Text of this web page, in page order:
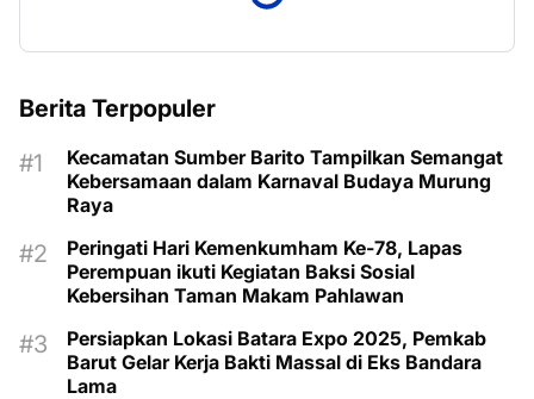
Berita Terpopuler
Kecamatan Sumber Barito Tampilkan Semangat
Kebersamaan dalam Karnaval Budaya Murung
Raya
Peringati Hari Kemenkumham Ke-78, Lapas
Perempuan ikuti Kegiatan Baksi Sosial
Kebersihan Taman Makam Pahlawan
Persiapkan Lokasi Batara Expo 2025, Pemkab
Barut Gelar Kerja Bakti Massal di Eks Bandara
Lama